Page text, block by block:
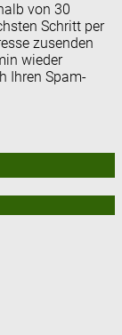
von 30
Schritt per
zusenden
wieder
Ihren Spam-